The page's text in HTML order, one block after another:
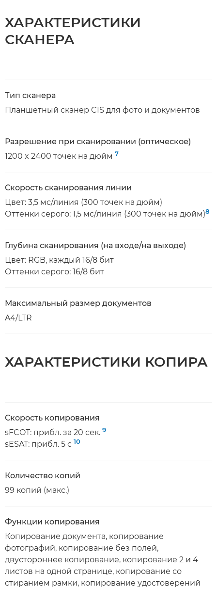
ХАРАКТЕРИСТИКИ
СКАНЕРА
Тип сканера
Планшетный сканер CIS для фото и документов
Разрешение при сканировании (оптическое)
1200 x 2400 точек на дюйм 7
Скорость сканирования линии
Цвет: 3,5 мс/линия (300 точек на дюйм)
Оттенки серого: 1,5 мс/линия (300 точек на дюйм)8
Глубина сканирования (на входе/на выходе)
Цвет: RGB, каждый 16/8 бит
Оттенки серого: 16/8 бит
Максимальный размер документов
A4/LTR
ХАРАКТЕРИСТИКИ КОПИРА
Скорость копирования
sFCOT: прибл. за 20 сек. 9
sESAT: прибл. 5 с 10
Количество копий
99 копий (макс.)
Функции копирования
Копирование документа, копирование
фотографий, копирование без полей,
двустороннее копирование, копирование 2 и 4
листов на одной странице, копирование со
стиранием рамки, копирование удостоверений